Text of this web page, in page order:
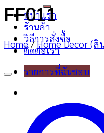
หน้าแรก
ร้านค้า
วิธีการสั่งซื้อ
ติดต่อเรา
รายการที่ฉันชอบ
FF011
Home / Home Decor (